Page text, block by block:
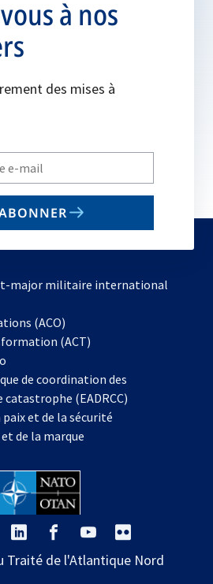
à nos
des mises à
major militaire international
(ACO)
dans
nouvel
onglet
(ACT)
dans
un
nouvel
onglet
de coordination des
(EADRCC)
paix et de la sécurité
de la marque
s’ouvre
un
s’ouvre
un
s’ouvre
un
un
Traité de l'Atlantique Nord